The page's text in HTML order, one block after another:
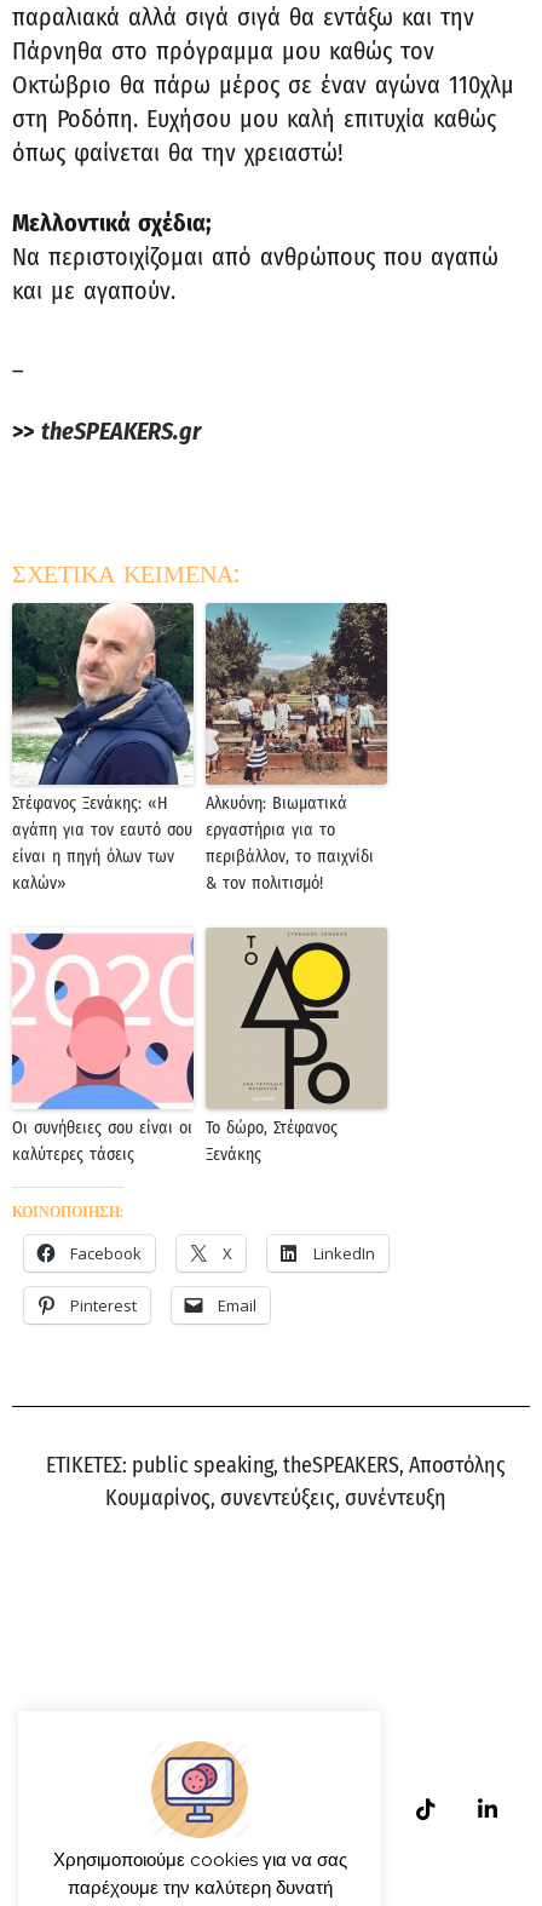
παραλιακά αλλά σιγά σιγά θα εντάξω και την
Πάρνηθα στο πρόγραμμα μου καθώς τον
Οκτώβριο θα πάρω μέρος σε έναν αγώνα 110χλμ
στη Ροδόπη. Ευχήσου μου καλή επιτυχία καθώς
όπως φαίνεται θα την χρειαστώ!
Μελλοντικά σχέδια;
Να περιστοιχίζομαι από ανθρώπους που αγαπώ
και με αγαπούν.
>> theSPEAKERS.gr
ΣΧΕΤΙΚΑ ΚΕΙΜΕΝΑ:
Στέφανος Ξενάκης: «H
αγάπη για τον εαυτό σου
είναι η πηγή όλων των
καλών»
Αλκυόνη: Βιωματικά
εργαστήρια για το
περιβάλλον, το παιχνίδι
& τον πολιτισμό!
Οι συνήθειες σου είναι οι
καλύτερες τάσεις
Το δώρο, Στέφανος
Ξενάκης
ΚΟΙΝΟΠΟΙΗΣΗ:
Facebook X LinkedIn
Pinterest Email
ΕΤΙΚΕΤΕΣ: public speaking, theSPEAKERS, Αποστόλης
Κουμαρίνος, συνεντεύξεις, συνέντευξη
Χρησιμοποιούμε cookies για να σας
παρέχουμε την καλύτερη δυνατή